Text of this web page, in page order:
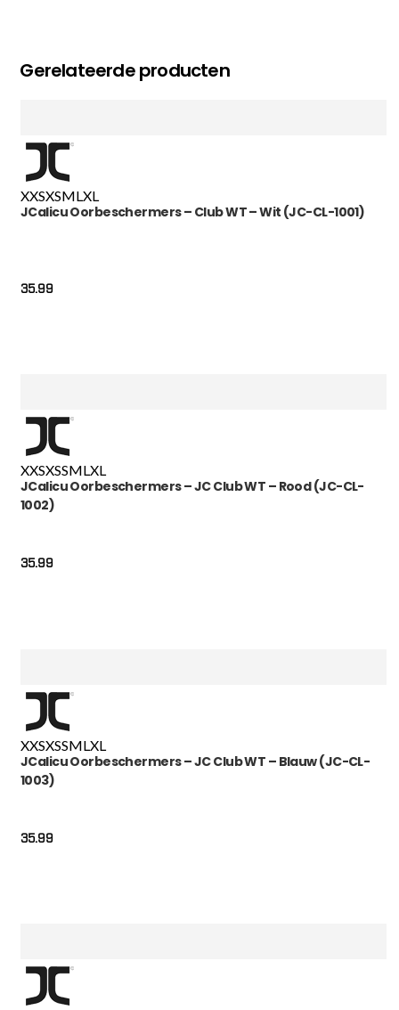
Gerelateerde producten
XXSXSMLXL
JCalicu Oorbeschermers – Club WT – Wit (JC-CL-1001)
35.99
XXSXSSMLXL
JCalicu Oorbeschermers – JC Club WT – Rood (JC-CL-
1002)
35.99
XXSXSSMLXL
JCalicu Oorbeschermers – JC Club WT – Blauw (JC-CL-
1003)
35.99